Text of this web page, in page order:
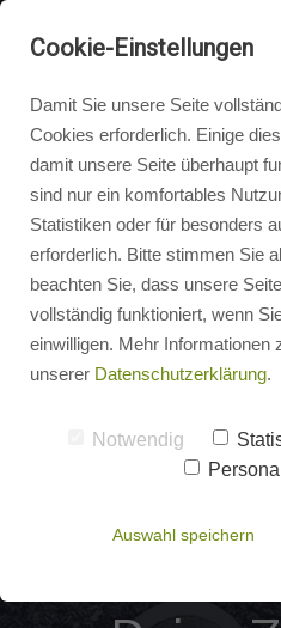
Deine
und kommt
Cookie-Einstellungen
Damit Sie unsere Seite
Cookies erforderlich. Einige
damit unsere Seite überhaupt
sind nur ein komfortables
Statistiken oder für besonders
erforderlich. Bitte stimmen Sie
beachten Sie, dass unsere
vollständig funktioniert, wenn
einwilligen. Mehr Informationen
unserer Datenschutzerklärung.
Notwendig
Auswahl speichern